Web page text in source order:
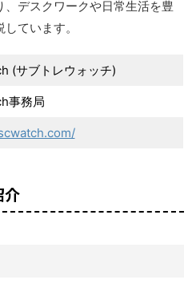
デスクワークや日常生活を豊
ています。
(サブトレウォッチ)
事務局
介